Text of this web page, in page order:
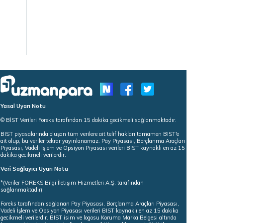
Yasal Uyarı Notu
© BİST Verileri Foreks tarafından 15 dakika gecikmeli sağlanmaktadır.
BIST piyasalarında oluşan tüm verilere ait telif hakları tamamen BIST'e
ait olup, bu veriler tekrar yayınlanamaz. Pay Piyasası, Borçlanma Araçları
Piyasası, Vadeli İşlem ve Opsiyon Piyasası verileri BIST kaynaklı en az 15
dakika gecikmeli verilerdir.
Veri Sağlayıcı Uyarı Notu
*(Veriler FOREKS Bilgi İletişim Hizmetleri A.Ş. tarafından
sağlanmaktadır)
Foreks tarafından sağlanan Pay Piyasası, Borçlanma Araçları Piyasası,
Vadeli İşlem ve Opsiyon Piyasası verileri BIST kaynaklı en az 15 dakika
gecikmeli verilerdir. BIST isim ve logosu Koruma Marka Belgesi altında